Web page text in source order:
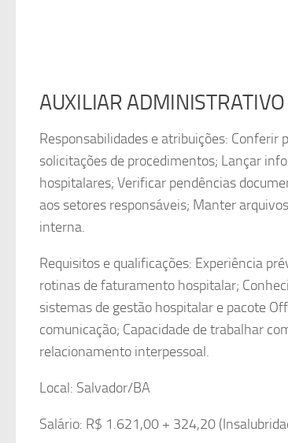
AUXILIAR
Responsabilidades e atribuições:
solicitações de procedimentos; Lançar
hospitalares; Verificar pendências
aos setores responsáveis; Manter
interna.
Requisitos e qualificações: Experiência
rotinas de faturamento hospitalar;
sistemas de gestão hospitalar e pacote
comunicação; Capacidade de trabalhar
relacionamento interpessoal.
Local: Salvador/BA
Salário: R$ 1.621,00 + 324,20